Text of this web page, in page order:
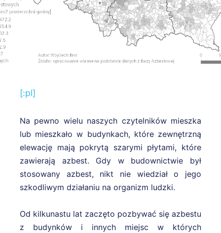
[:pl]
Na pewno wielu naszych czytelników mieszka
lub mieszkało w budynkach, które zewnętrzną
elewację mają pokrytą szarymi płytami, które
zawierają azbest. Gdy w budownictwie był
stosowany azbest, nikt nie wiedział o jego
szkodliwym działaniu na organizm ludzki.
Od kilkunastu lat zaczęto pozbywać się azbestu
z budynków i innych miejsc w których